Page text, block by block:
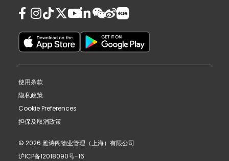
使用条款
隐私政策
Cookie Preferences
担保及取消政策
© 2026 雅诗阁物业管理（上海）有限公司
沪ICP备12018090号-16